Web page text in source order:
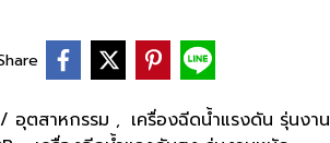
อุตสาหกรรม , เครื่องฉีดน้ำแรงดัน รุ่นงาน